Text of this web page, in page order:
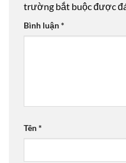
trường bắt buộc được
Bình luận*
Tên*